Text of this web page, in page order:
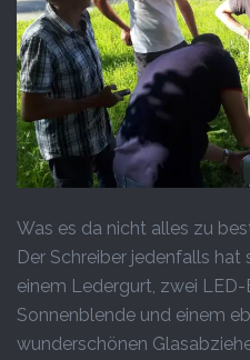
Was es da nicht alles zu
Der Schreiber jedenfalls hat
einem Ledergurt, zwei LED-
Sonnenblende und einem
wunderschönen